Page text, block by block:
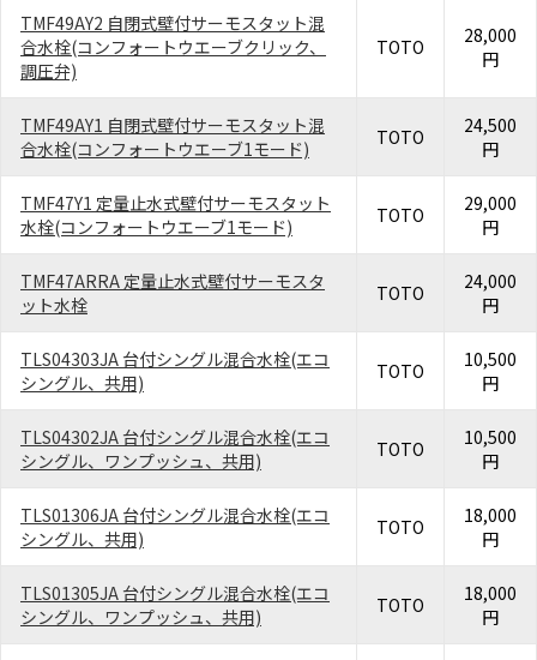
TMF49AY2 自閉式壁付サーモスタット混
合水栓(コンフォートウエーブクリック、
調圧弁)
TOTO
28,000
円
TMF49AY1 自閉式壁付サーモスタット混
合水栓(コンフォートウエーブ1モード)
TOTO
24,500
円
TMF47Y1 定量止水式壁付サーモスタット
水栓(コンフォートウエーブ1モード)
TOTO
29,000
円
TMF47ARRA 定量止水式壁付サーモスタ
ット水栓
TOTO
24,000
円
TLS04303JA 台付シングル混合水栓(エコ
シングル、共用)
TOTO
10,500
円
TLS04302JA 台付シングル混合水栓(エコ
シングル、ワンプッシュ、共用)
TOTO
10,500
円
TLS01306JA 台付シングル混合水栓(エコ
シングル、共用)
TOTO
18,000
円
TLS01305JA 台付シングル混合水栓(エコ
シングル、ワンプッシュ、共用)
TOTO
18,000
円